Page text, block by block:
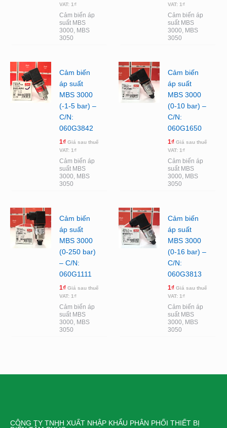
VAT: 1₫
Cảm biến áp
suất MBS
3000, MBS
3050
VAT: 1₫
Cảm biến áp
suất MBS
3000, MBS
3050
Cảm biến
áp suất
MBS 3000
(-1-5 bar) –
C/N:
060G3842
1₫ Giá sau thuế
VAT: 1₫
Cảm biến áp
suất MBS
3000, MBS
3050
Cảm biến
áp suất
MBS 3000
(0-10 bar) –
C/N:
060G1650
1₫ Giá sau thuế
VAT: 1₫
Cảm biến áp
suất MBS
3000, MBS
3050
Cảm biến
áp suất
MBS 3000
(0-250 bar)
– C/N:
060G1111
1₫ Giá sau thuế
VAT: 1₫
Cảm biến áp
suất MBS
3000, MBS
3050
Cảm biến
áp suất
MBS 3000
(0-16 bar) –
C/N:
060G3813
1₫ Giá sau thuế
VAT: 1₫
Cảm biến áp
suất MBS
3000, MBS
3050
CÔNG TY TNHH XUẤT NHẬP KHẨU PHÂN PHỐI THIẾT BỊ